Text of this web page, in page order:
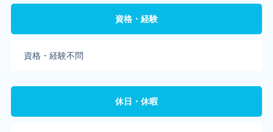
資格・経験
資格・経験不問
休日・休暇